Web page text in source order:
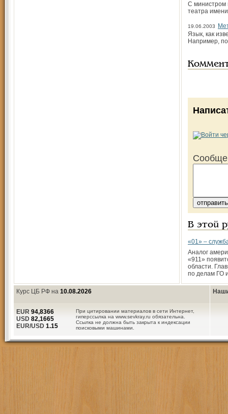
С министром
театра
19.06.2003
Язык, как
Например,
В этой
«01» –
Аналог
«911»
области.
по делам ГО
Курс ЦБ РФ на 10.08.2026
При цитировании материалов в сети Интернет,
гиперссылка на www.sevkray.ru обязательна.
Ссылка не должна быть закрыта к индексации
поисковыми машинами.
EUR 94,8366
USD 82,1665
EUR/USD 1.15